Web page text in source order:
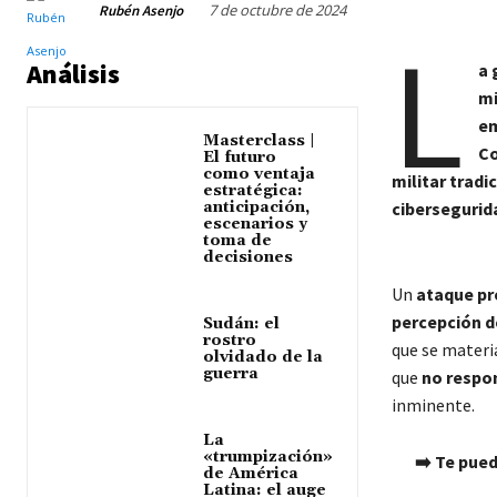
Rubén Asenjo 7 de octubre de 2024
Análisis
Masterclass |
El futuro
como ventaja
estratégica:
anticipación,
escenarios y
toma de
decisiones
Sudán: el
rostro
olvidado de la
guerra
La
«trumpización»
de América
Latina: el auge
L
a
militar
Un ataque
percepción
que se
que no
inminente.
➡️ Te